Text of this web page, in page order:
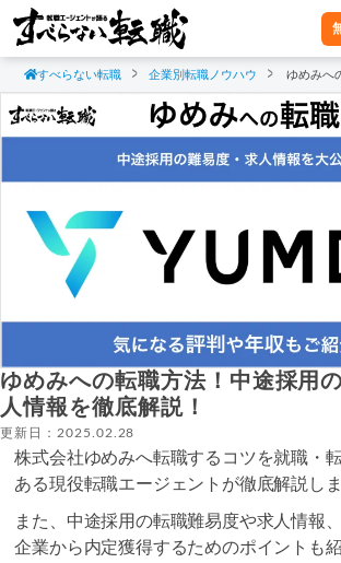
すべらない転職 企業別転職ノウハウ ゆめみへ
ゆめみへの転職方法！中途採用
人情報を徹底解説！
更新日：2025.02.28
株式会社ゆめみへ転職するコツを就職・
ある現役転職エージェントが徹底解説しま
また、中途採用の転職難易度や求人情報
企業から内定獲得するためのポイントも紹